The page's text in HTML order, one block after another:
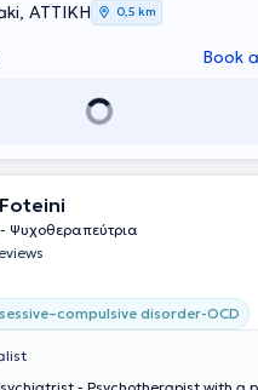
ΑΤΤΙΚΗ 0,5 km
Book
Ψυχοθεραπεύτρια
disorder-OCD